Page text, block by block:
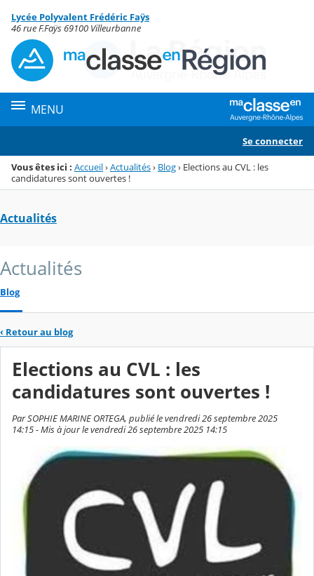
Menu de la rubrique
Contenu
Lycée Polyvalent Frédéric Faÿs
46 rue F.Faÿs 69100 Villeurbanne
MENU
Se connecter
Vous êtes ici : Accueil›Actualités› Blog› Elections au CVL : les
candidatures sont ouvertes !
Actualités
Actualités
Blog
‹ Retour au blog
Elections au CVL : les
candidatures sont ouvertes !
Par SOPHIE MARINE ORTEGA, publié le vendredi 26 septembre 2025
14:15 - Mis à jour le vendredi 26 septembre 2025 14:15